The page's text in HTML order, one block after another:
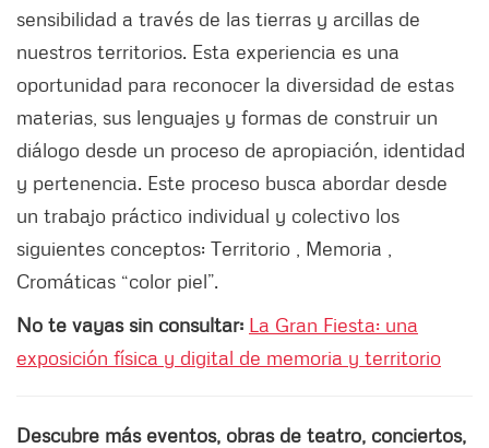
sensibilidad a través de las tierras y arcillas de
nuestros territorios. Esta experiencia es una
oportunidad para reconocer la diversidad de estas
materias, sus lenguajes y formas de construir un
diálogo desde un proceso de apropiación, identidad
y pertenencia. Este proceso busca abordar desde
un trabajo práctico individual y colectivo los
siguientes conceptos: Territorio , Memoria ,
Cromáticas “color piel”.
No te vayas sin consultar: La Gran Fiesta: una
exposición física y digital de memoria y territorio
Descubre más eventos, obras de teatro, conciertos,